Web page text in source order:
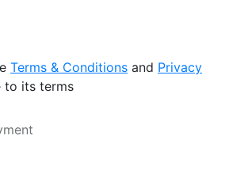
Terms & Conditions and Privacy
to its terms